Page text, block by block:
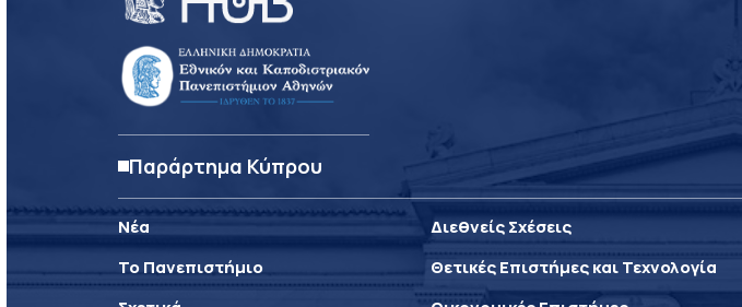
Παράρτημα Κύπρου
Νέα
Το Πανεπιστήμιο
Διεθνείς Σχέσεις
Θετικές Επιστήμες και Τεχνολογία